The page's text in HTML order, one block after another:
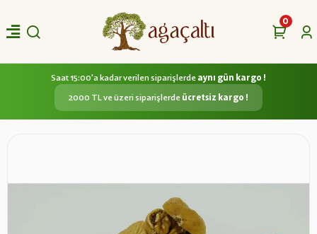
0
Saat 15:00'a kadar verilen siparişlerde aynı gün kargo !
2000 TL ve üzeri siparişlerde ücretsiz kargo !